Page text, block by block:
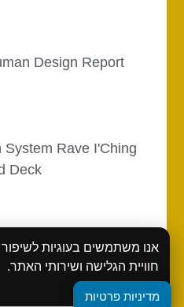
Design Report
Rave I'Ching
Deck
of Human Design
אנו משתמשים בעוגיות לשיפור
חוויית הגלישה ושירותי האתר.
מדיניות פרטיות
מדיניות פרטיות